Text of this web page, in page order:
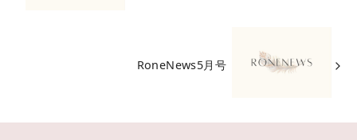
RoneNews5月号